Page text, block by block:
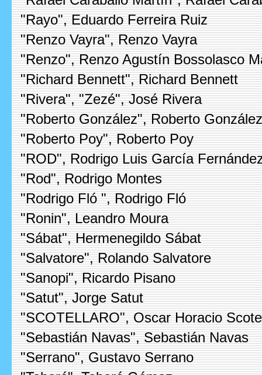
"Rayo", Eduardo Ferreira Ruiz
"Renzo Vayra", Renzo Vayra
"Renzo", Renzo Agustín Bossolasco
"Richard Bennett", Richard Bennett
"Rivera", "Zezé", José Rivera
"Roberto González", Roberto González
"Roberto Poy", Roberto Poy
"ROD", Rodrigo Luis García
"Rod", Rodrigo Montes
"Rodrigo Fló ", Rodrigo Fló
"Ronin", Leandro Moura
"Sábat", Hermenegildo Sábat
"Salvatore", Rolando Salvatore
"Sanopi", Ricardo Pisano
"Satut", Jorge Satut
"SCOTELLARO", Oscar Horacio
"Sebastián Navas", Sebastián Navas
"Serrano", Gustavo Serrano